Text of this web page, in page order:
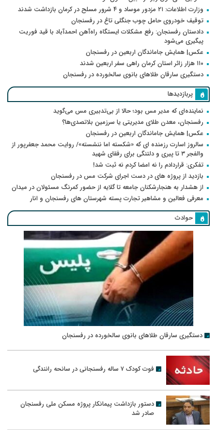
وزارت اطلاعات: ۲۱ مزدور موساد و ۴ شرور مسلح در کرمان بازداشت شدند
توقیف خودروی حامل چوب جنگلی تاغ در رفسنجان
دادستان رفسنجان: رفع مشکلات ایستگاه راه‌آهن احمدآباد با قید فوریت
پیگیری می‌شود
عکس| همایش جاماندگان اربعین در رفسنجان
۱۱۰ هزار زائر استان کرمان راهی سفر اربعین شدند
دستگیری سارقان طلاهای بانوی سالخورده در رفسنجان
پربازدیدها
نماینده‌ای که مدیر مس بود؛ حالا از بی‌تدبیری مس می‌گوید
رفسنجان، معدن طلای مدیریتی یا سرزمین بلاتصدی‌ها؟
عکس| همایش جاماندگان اربعین در رفسنجان
سالروز اسارت رزمنده ای که «شکسته اما ننشسته»/ روایت محمد جعفرپور از
والفجر ۳ تا پیری و دلتنگی برای رفقای شهید
تفکری: قراردادم را نه امضا کردم نه ثبت شد!
بازدید از پروژه های در دست اجرای شرکت مس در رفسنجان
از هشدار به هنجارشکنان جامعه تا گلایه از حضور کمرنگ مسئولان در میدان
معرفی فعالین و مشاهیر تجارت پسته شهرستان های رفسنجان و انار
حوادث
دستگیری سارقان طلاهای بانوی سالخورده در رفسنجان
فوت کودک ۷ ساله رفسنجانی در سانحه رانندگی
دستور بازداشت پیمانکار پروژه مسکن ملی رفسنجان
صادر شد